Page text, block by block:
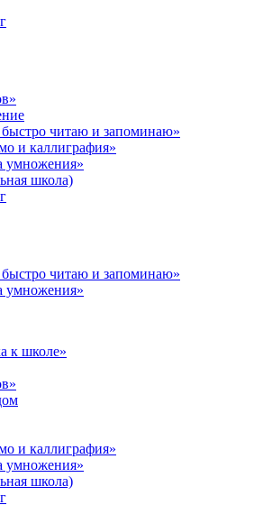
читаю и запоминаю»
и каллиграфия»
умножения»
школа)
читаю и запоминаю»
умножения»
к школе»
и каллиграфия»
умножения»
школа)